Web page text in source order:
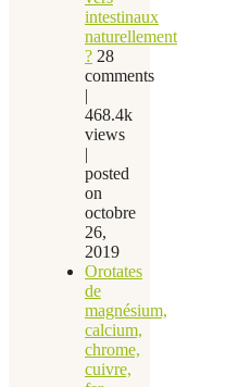
intestinaux
naturellement
? 28
comments
|
468.4k
views
|
posted
on
octobre
26,
2019
Orotates
de
magnésium,
calcium,
chrome,
cuivre,